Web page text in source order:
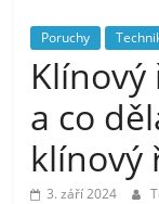
Poruchy
Klínový
a co
klínový
3. září 2024